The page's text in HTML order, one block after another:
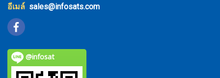
อีเมล์ sales@infosats.com
@infosat